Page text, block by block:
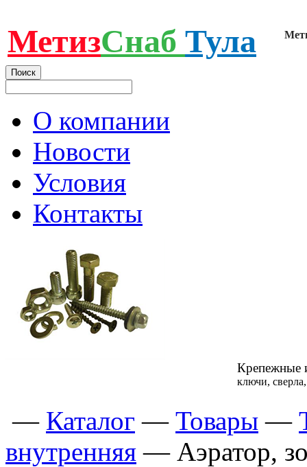
МетизСнаб Тула
О компании
Новости
Условия
Контакты
Крепежные
ключи,
— Каталог — Товары —
внутренняя — Аэратор,